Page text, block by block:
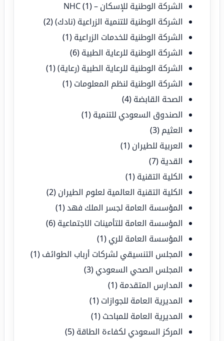
الشركة الوطنية للإسكان – NHC(1)
الشركة الوطنية للتنمية الزراعية (نادك)(2)
الشركة الوطنية للخدمات الزراعية (1)
الشركة الوطنية للرعاية الطبية (6)
الشركة الوطنية للرعاية الطبية (رعاية)(1)
الشركة الوطنية لنظم المعلومات (1)
الصحة القابضة (4)
الصندوق السعودي للتنمية (1)
العثيم (3)
العربية للطيران (1)
القدية (7)
الكلية التقنية (1)
الكلية التقنية العالمية لعلوم الطيران (2)
المؤسسة العامة لجسر الملك فهد(1)
المؤسسة العامة للتأمينات الاجتماعية (6)
المؤسسة العامة للري (1)
المجلس التنسيقي لشركات أرباب الطوائف (1)
المجلس الصحي السعودي (3)
المدارس المتقدمة (1)
المديرية العامة للجوازات (1)
المديرية العامة للمباحث (1)
المركز السعودي لكفاءة الطاقة (5)